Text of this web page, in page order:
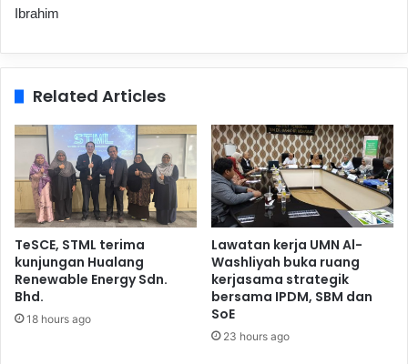
Ibrahim
Related Articles
TeSCE, STML terima
kunjungan Hualang
Renewable Energy Sdn.
Bhd.
18 hours ago
Lawatan kerja UMN Al-
Washliyah buka ruang
kerjasama strategik
bersama IPDM, SBM dan
SoE
23 hours ago